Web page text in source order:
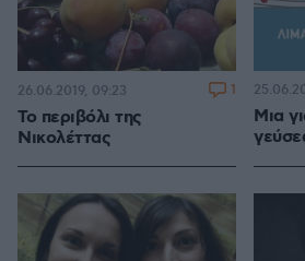
Το περιβόλι της
Νικολέττας
26.06.2019, 09:23 1
Μια